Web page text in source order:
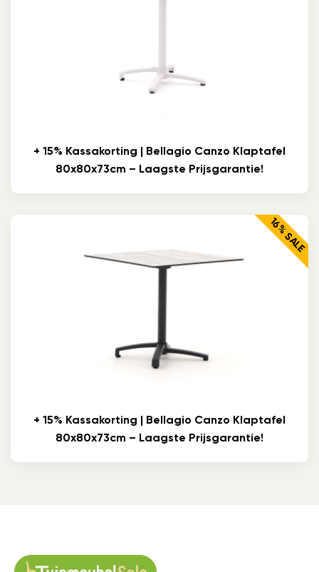
+ 15% Kassakorting | Bellagio Canzo Klaptafel
80x80x73cm – Laagste Prijsgarantie!
16% SALE
+ 15% Kassakorting | Bellagio Canzo Klaptafel
80x80x73cm – Laagste Prijsgarantie!